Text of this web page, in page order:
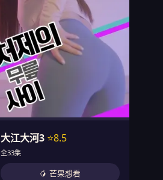
大江大河3 ⭐8.5
全33集
🥭 芒果想看